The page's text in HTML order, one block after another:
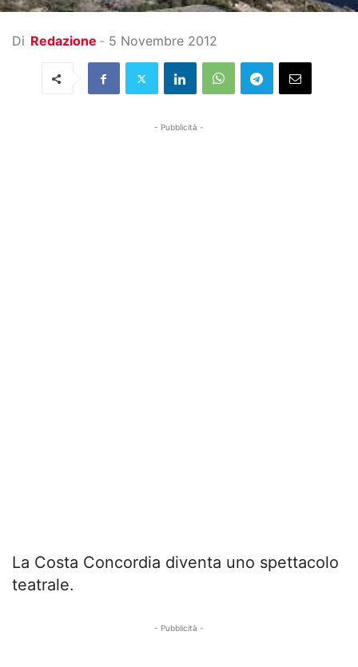
Di Redazione - 5 Novembre 2012
- Pubblicità -
La Costa Concordia diventa uno spettacolo
teatrale.
- Pubblicità -